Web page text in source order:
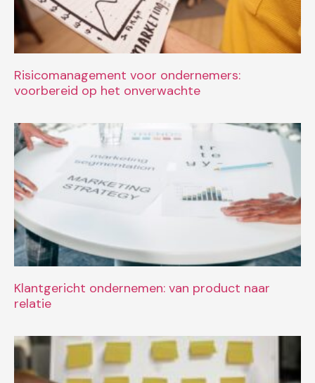
Risicomanagement voor ondernemers:
voorbereid op het onverwachte
Klantgericht ondernemen: van product naar
relatie